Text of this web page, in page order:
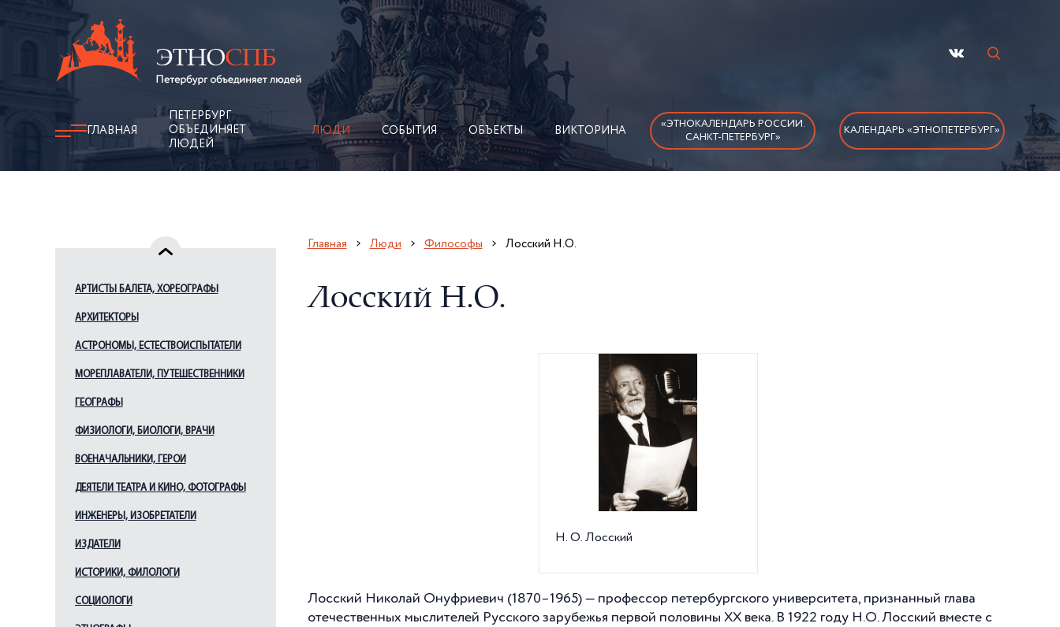
ГЛАВНАЯ
ПЕТЕРБУРГ
ОБЪЕДИНЯЕТ
ЛЮДЕЙ
ЛЮДИ СОБЫТИЯ ОБЪЕКТЫ ВИКТОРИНА
«ЭТНОКАЛЕНДАРЬ РОССИИ.
САНКТ-ПЕТЕРБУРГ»
КАЛЕНДАРЬ «ЭТНОПЕТЕРБУРГ»
АРТИСТЫ БАЛЕТА, ХОРЕОГРАФЫ
АРХИТЕКТОРЫ
АСТРОНОМЫ, ЕСТЕСТВОИСПЫТАТЕЛИ
МОРЕПЛАВАТЕЛИ, ПУТЕШЕСТВЕННИКИ
ГЕОГРАФЫ
ФИЗИОЛОГИ, БИОЛОГИ, ВРАЧИ
ВОЕНАЧАЛЬНИКИ, ГЕРОИ
ДЕЯТЕЛИ ТЕАТРА И КИНО, ФОТОГРАФЫ
ИНЖЕНЕРЫ, ИЗОБРЕТАТЕЛИ
ИЗДАТЕЛИ
ИСТОРИКИ, ФИЛОЛОГИ
СОЦИОЛОГИ
Главная Люди Философы Лосский Н.О.
Лосский Н.О.
Н. О. Лосский
Лосский Николай Онуфриевич (1870–1965) — профессор петербургского университета, признанный глава
отечественных мыслителей Русского зарубежья первой половины XX века. В 1922 году Н.О. Лосский вместе с